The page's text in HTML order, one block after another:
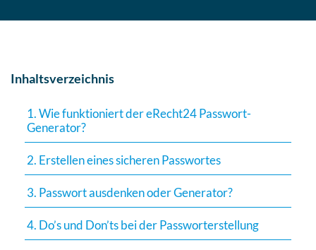
Inhaltsverzeichnis
1. Wie funktioniert der eRecht24 Passwort-
Generator?
2. Erstellen eines sicheren Passwortes
3. Passwort ausdenken oder Generator?
4. Do’s und Don’ts bei der Passworterstellung